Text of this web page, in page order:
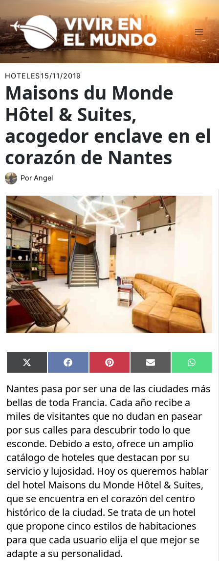
al
contenido
HOTELES15/11/2019
Maisons du Monde
Hôtel & Suites,
acogedor enclave en el
corazón de Nantes
Por Angel
Compartir
en
X
(Twitter)
Compartir
en
Facebook Compartir
en
Pinterest Compartir
en
Email
en
Nantes pasa por ser una de las ciudades más
bellas de toda Francia. Cada año recibe a
miles de visitantes que no dudan en pasear
por sus calles para descubrir todo lo que
esconde. Debido a esto, ofrece un amplio
catálogo de hoteles que destacan por su
servicio y lujosidad. Hoy os queremos hablar
del hotel Maisons du Monde Hôtel & Suites,
que se encuentra en el corazón del centro
histórico de la ciudad. Se trata de un hotel
que propone cinco estilos de habitaciones
para que cada usuario elija el que mejor se
adapte a su personalidad.